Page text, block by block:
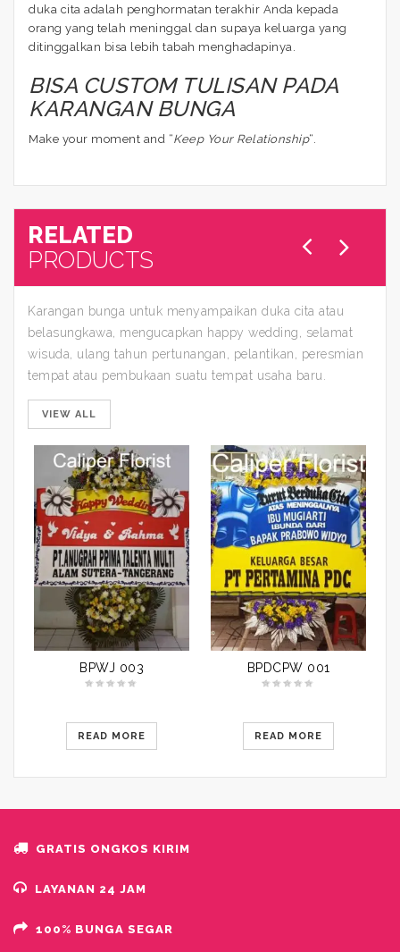
duka cita adalah penghormatan terakhir Anda kepada
orang yang telah meninggal dan supaya keluarga yang
ditinggalkan bisa lebih tabah menghadapinya.
BISA CUSTOM TULISAN PADA
KARANGAN BUNGA
Make your moment and “Keep Your Relationship“.
RELATED
PRODUCTS
Karangan bunga untuk menyampaikan duka cita atau
belasungkawa, mengucapkan happy wedding, selamat
wisuda, ulang tahun pertunangan, pelantikan, peresmian
tempat atau pembukaan suatu tempat usaha baru.
VIEW ALL
BPWJ 003
READ MORE
BPDCPW 001
READ MORE
GRATIS ONGKOS KIRIM
LAYANAN 24 JAM
100% BUNGA SEGAR